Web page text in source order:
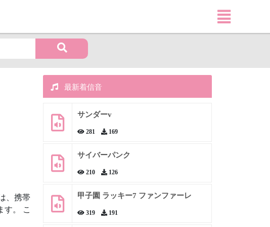
、携帯
す。 こ
最新着信音
サンダーv
281 169
サイバーパンク
210 126
甲子園 ラッキー7 ファンファーレ
319 191